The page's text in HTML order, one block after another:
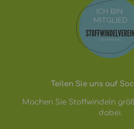
Teilen Sie uns auf
Machen Sie Stoffwindeln
dabei.